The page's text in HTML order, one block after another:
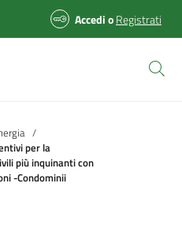
AccedioRegistrati
/
per la
più inquinanti con
-Condominii